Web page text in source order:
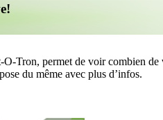
Tron, permet de voir combien de
du même avec plus d’infos.